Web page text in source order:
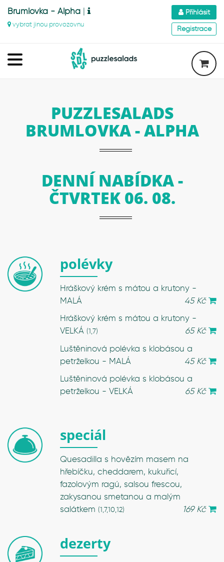
Brumlovka - Alpha |
vybrat jinou provozovnu
Přihlásit
Registrace
PUZZLESALADS
BRUMLOVKA - ALPHA
DENNÍ NABÍDKA -
ČTVRTEK 06. 08.
polévky
Hráškový krém s mátou a krutony -
MALÁ
45 Kč
Hráškový krém s mátou a krutony -
VELKÁ (1,7)
65 Kč
Luštěninová polévka s klobásou a
petrželkou - MALÁ
45 Kč
Luštěninová polévka s klobásou a
petrželkou - VELKÁ
65 Kč
speciál
Quesadilla s hovězím masem na
hřebíčku, cheddarem, kukuřicí,
fazolovým ragú, salsou frescou,
zakysanou smetanou a malým
salátkem (1,7,10,12) 169 Kč
dezerty